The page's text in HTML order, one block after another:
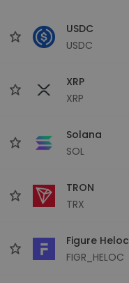
USDC
USDC
XRP
XRP
Solana
SOL
TRON
TRX
Figure Heloc
FIGR_HELOC